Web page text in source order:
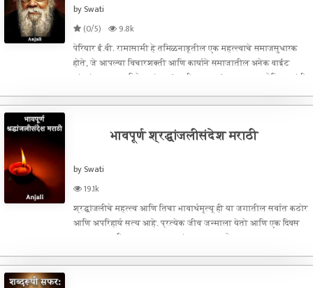
by Swati
(0/5)
9.8k
पेरियार ई.वी. रामासामी हे तमिळनाडूतील एक महत्त्वाचे समाजसुधारक
होते, जे आपल्या विचारशक्ती आणि कार्याने समाजातील अनेक वाईट
परंपरांना आव्हान दिले. त्यांच्या 'सच्ची रामायण' या पुस्तकात पेरियार यांनी
भावपूर्ण श्रद्धांजलीसंदेश मराठी
by Swati
19.1k
श्रद्धांजलीचे महत्त्व आणि तिचा भावार्थमृत्यू ही या जगातील सर्वात कठोर
आणि अपरिहार्य सत्य आहे. प्रत्येक जीव जन्माला येतो आणि एक दिवस
त्याला या पृथ्वीतलावरचा प्रवास संपवावा लागतो. या प्रवासादरम्यान,